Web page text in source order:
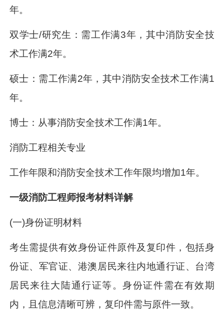
年。
双学士/研究生：需工作满3年，其中消防安全技
术工作满2年。
硕士：需工作满2年，其中消防安全技术工作满1
年。
博士：从事消防安全技术工作满1年。
消防工程相关专业
工作年限和消防安全技术工作年限均增加1年。
一级消防工程师报考材料详解
(一)身份证明材料
考生需提供有效身份证件原件及复印件，包括身
份证、军官证、港澳居民来往内地通行证、台湾
居民来往大陆通行证等。身份证件需在有效期
内，且信息清晰可辨，复印件需与原件一致。